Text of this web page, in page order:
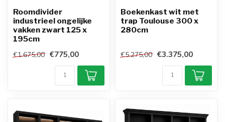
Roomdivider
industrieel ongelijke
vakken zwart 125 x
195cm
€1.675,00 €775,00
Boekenkast wit met
trap Toulouse 300 x
280cm
€5.275,00 €3.375,00